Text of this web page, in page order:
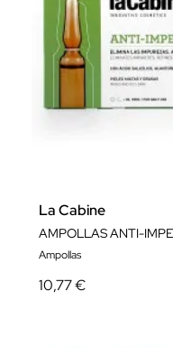
La Cabine
AMPOLLAS ANTI-
Ampollas
10,77 €